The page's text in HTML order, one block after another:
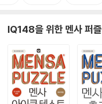
IQ148을 위한 멘사 퍼즐